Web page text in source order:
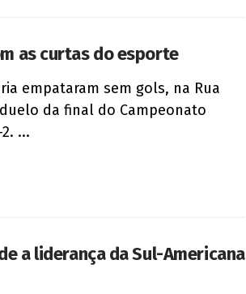
as curtas do esporte
empataram sem gols, na Rua
da final do Campeonato
...
a liderança da Sul-Americana